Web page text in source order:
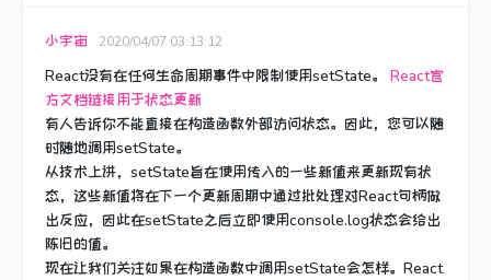
小宇宙 2020/04/07 03:13:12
React没有在任何生命周期事件中限制使用setState。 React官
方文档链接用于状态更新
有人告诉你不能直接在构造函数外部访问状态。 因此，您可以随
时随地调用setState。
从技术上讲，setState旨在使用传入的一些新值来更新现有状
态，这些新值将在下一个更新周期中通过批处理对React句柄做
出反应，因此在setState之后立即使用console.log状态会给出
陈旧的值。
现在让我们关注如果在构造函数中调用setState会怎样。 React